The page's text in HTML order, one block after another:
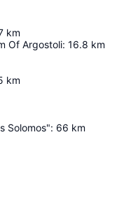
km
Of Argostoli: 16.8 km
km
Solomos": 66 km